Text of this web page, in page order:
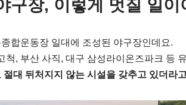
구장, 이렇게 멋질 일이
합운동장 일대에 조성된 야구장인데요.
척, 부산 사직, 대구 삼성라이온즈파크 등
절대 뒤처지지 않는 시설을 갖추고 있더라